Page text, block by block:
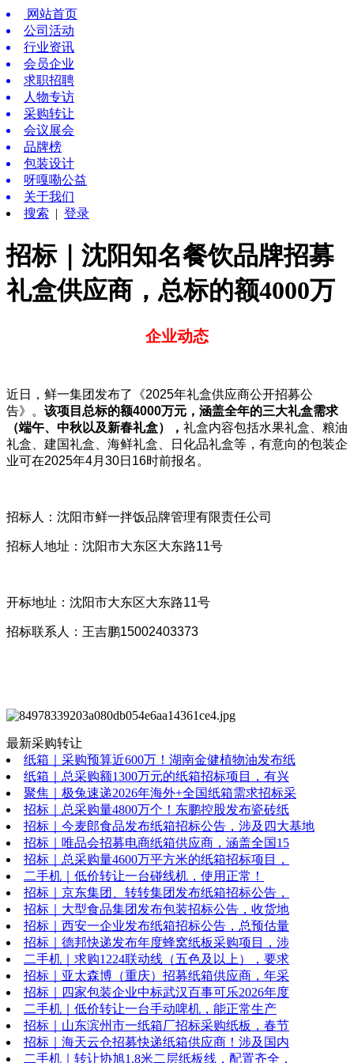
网站首页
公司活动
行业资讯
会员企业
求职招聘
人物专访
采购转让
会议展会
品牌榜
包装设计
呀嘎嘞公益
关于我们
搜索 | 登录
招标｜沈阳知名餐饮品牌招募
礼盒供应商，总标的额4000万
企业动态
近日，鲜一集团发布了《2025年礼盒供应商公开招募公
告》。 该项目总标的额4000万元，涵盖全年的三大礼盒需求
（端午、中秋以及新春礼盒）， 礼盒内容包括水果礼盒、粮油
礼盒、建国礼盒、海鲜礼盒、日化品礼盒等，有意向的包装企
业可在2025年4月30日16时前报名。
招标人：沈阳市鲜一拌饭品牌管理有限责任公司
招标人地址：沈阳市大东区大东路11号
开标地址：沈阳市大东区大东路11号
招标联系人：王吉鹏15002403373
最新采购转让
纸箱｜采购预算近600万！湖南金健植物油发布纸
纸箱｜总采购额1300万元的纸箱招标项目，有兴
聚焦｜极兔速递2026年海外+全国纸箱需求招标采
招标｜总采购量4800万个！东鹏控股发布瓷砖纸
招标｜今麦郎食品发布纸箱招标公告，涉及四大基地
招标｜唯品会招募电商纸箱供应商，涵盖全国15
招标｜总采购量4600万平方米的纸箱招标项目，
二手机｜低价转让一台碰线机，使用正常！
招标｜京东集团、转转集团发布纸箱招标公告，
招标｜大型食品集团发布包装招标公告，收货地
招标｜西安一企业发布纸箱招标公告，总预估量
招标｜德邦快递发布年度蜂窝纸板采购项目，涉
二手机｜求购1224联动线（五色及以上），要求
招标｜亚太森博（重庆）招募纸箱供应商，年采
招标｜四家包装企业中标武汉百事可乐2026年度
二手机｜低价转让一台手动啤机，能正常生产
招标｜山东滨州市一纸箱厂招标采购纸板，春节
招标｜海天云仓招募快递纸箱供应商！涉及国内
二手机｜转让协旭1.8米二层纸板线，配置齐全，